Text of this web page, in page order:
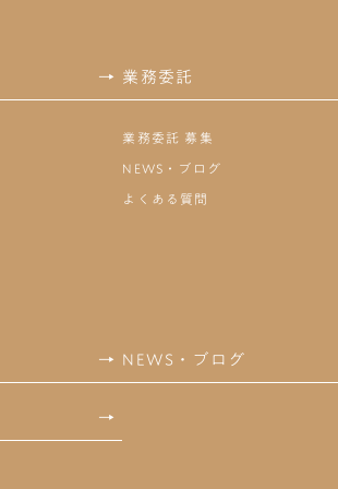
→ 業務委託
業務委託 募集
NEWS・ブログ
よくある質問
→ NEWS・ブログ
→